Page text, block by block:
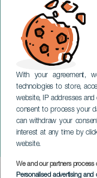
With your agreement,
technologies to store,
website, IP addresses
consent to process your
can withdraw your
interest at any time by
website.
We and our partners process
Personalised advertising
The
concierto
TENERIFE
Imagen